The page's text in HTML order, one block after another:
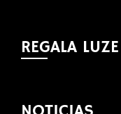
REGALA LUZE